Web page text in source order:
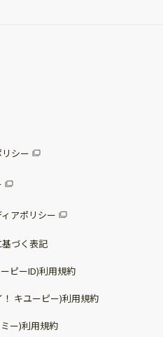
シー
アポリシー
づく表記
ピーID)利用規約
キユーピー)利用規約
ー)利用規約